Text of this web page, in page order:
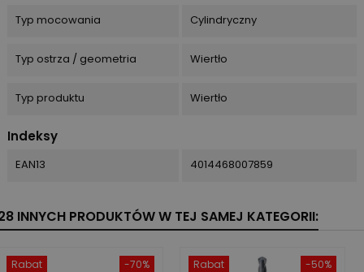
Typ mocowania Cylindryczny
Typ ostrza / geometria Wiertło
Typ produktu Wiertło
Indeksy
EAN13 4014468007859
INNYCH PRODUKTÓW W TEJ SAMEJ KATEGORII:
-70%
Rabat
-50%
Rabat